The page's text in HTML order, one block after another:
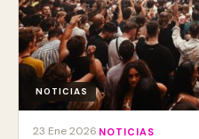
NOTICIAS
23 Ene 2026 NOTICIAS